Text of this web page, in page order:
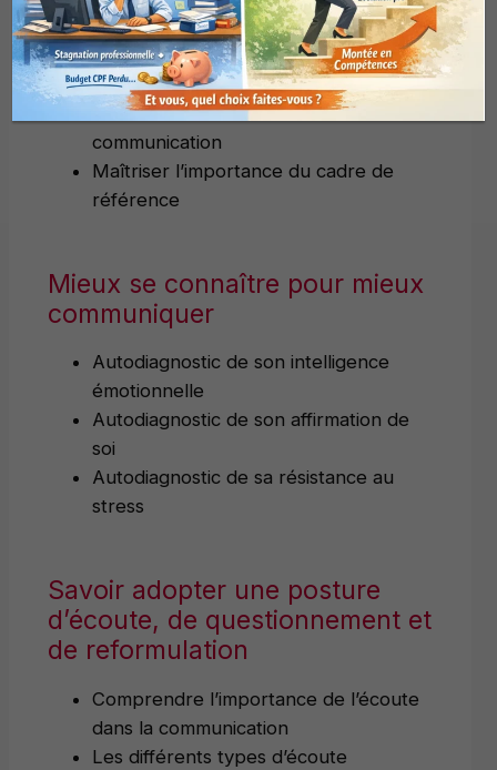
Les principes d’une bonne
communication
Connaître le schéma de la
communication
Maîtriser l’importance du cadre de
référence
Mieux se connaître pour mieux
communiquer
Autodiagnostic de son intelligence
émotionnelle
Autodiagnostic de son affirmation de
soi
Autodiagnostic de sa résistance au
stress
Savoir adopter une posture
d’écoute, de questionnement et
de reformulation
Comprendre l’importance de l’écoute
dans la communication
Les différents types d’écoute